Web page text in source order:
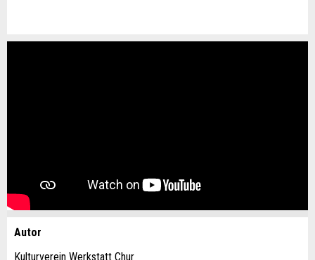
Anzeige beanstanden
Anzeige weiterempfehlen
Autor
Kulturverein Werkstatt Chur